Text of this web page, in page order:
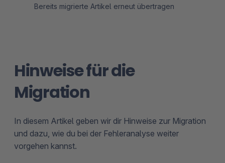
Hinweise für die
Migration
In diesem Artikel geben wir dir Hinweise zur Migration
und dazu, wie du bei der Fehleranalyse weiter
vorgehen kannst.
Bereits migrierte Artikel erneut übertragen